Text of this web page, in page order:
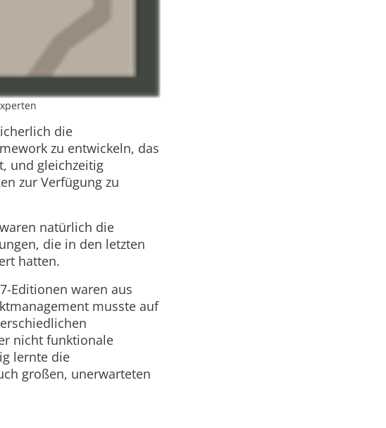
die
zu entwickeln, das
und gleichzeitig
zur Verfügung zu
natürlich die
die in den letzten
hatten.
Editionen waren aus
musste auf
nicht funktionale
lernte die
großen, unerwarteten